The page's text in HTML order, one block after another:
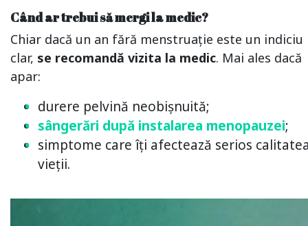
Când ar trebui să mergi la medic?
Chiar dacă un an fără menstruație este un indiciu
clar, se recomandă vizita la medic. Mai ales dacă
apar:
durere pelvină neobișnuită;
sângerări după instalarea menopauzei;
simptome care îți afectează serios
vieții.